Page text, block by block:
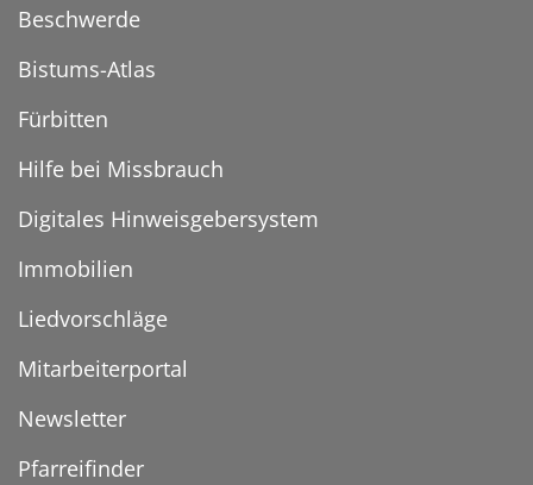
Beschwerde
Bistums-Atlas
Fürbitten
Hilfe bei Missbrauch
Digitales Hinweisgebersystem
Immobilien
Liedvorschläge
Mitarbeiterportal
Newsletter
Pfarreifinder